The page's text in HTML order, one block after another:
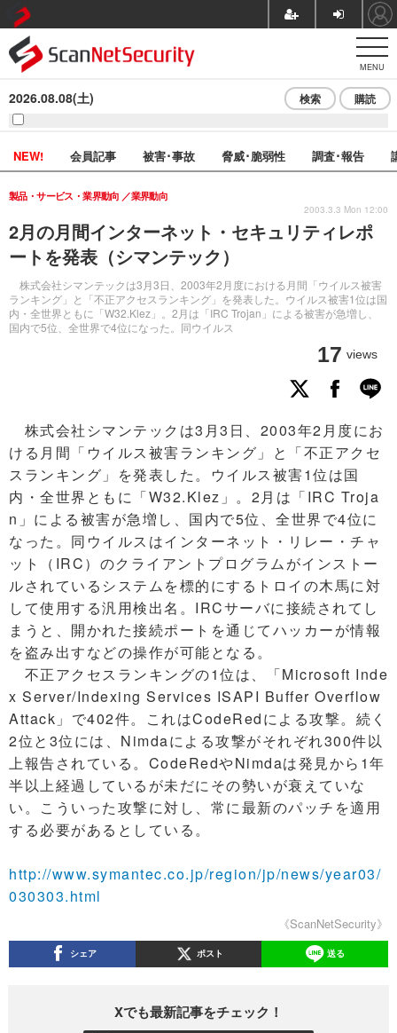
MENU
2026.08.08(土) 検索 購読
NEW! 会員記事 被害･事故 脅威･脆弱性 調査･報告
2月の月間インターネット・セキュリティレポ
ートを発表（シマンテック）
株式会社シマンテックは3月3日、2003年2月度における月間「ウイルス被害
ランキング」と「不正アクセスランキング」を発表した。ウイルス被害1位は国
内・全世界ともに「W32.Klez」。2月は「IRC Trojan」による被害が急増し、
国内で5位、全世界で4位になった。同ウイルス
製品・サービス・業界動向 業界動向
17 views
2003.3.3 Mon 12:00
株式会社シマンテックは3月3日、2003年2月度にお
ける月間「ウイルス被害ランキング」と「不正アクセ
スランキング」を発表した。ウイルス被害1位は国
内・全世界ともに「W32.Klez」。2月は「IRC Troja
n」による被害が急増し、国内で5位、全世界で4位に
なった。同ウイルスはインターネット・リレー・チャ
ット（IRC）のクライアントプログラムがインストー
ルされているシステムを標的にするトロイの木馬に対
して使用する汎用検出名。IRCサーバに接続されてし
まうと、開かれた接続ポートを通じてハッカーが情報
を盗み出すなどの操作が可能となる。
不正アクセスランキングの1位は、「Microsoft Inde
x Server/Indexing Services ISAPI Buffer Overflow
Attack」で402件。これはCodeRedによる攻撃。続く
2位と3位には、Nimdaによる攻撃がそれぞれ300件以
上報告されている。CodeRedやNimdaは発見から1年
半以上経過しているが未だにその勢いが衰えていな
い。こういった攻撃に対し、常に最新のパッチを適用
する必要があるとしている。
http://www.symantec.co.jp/region/jp/news/year03/
030303.html
《ScanNetSecurity》
シェア ポスト 送る
Xでも最新記事をチェック！